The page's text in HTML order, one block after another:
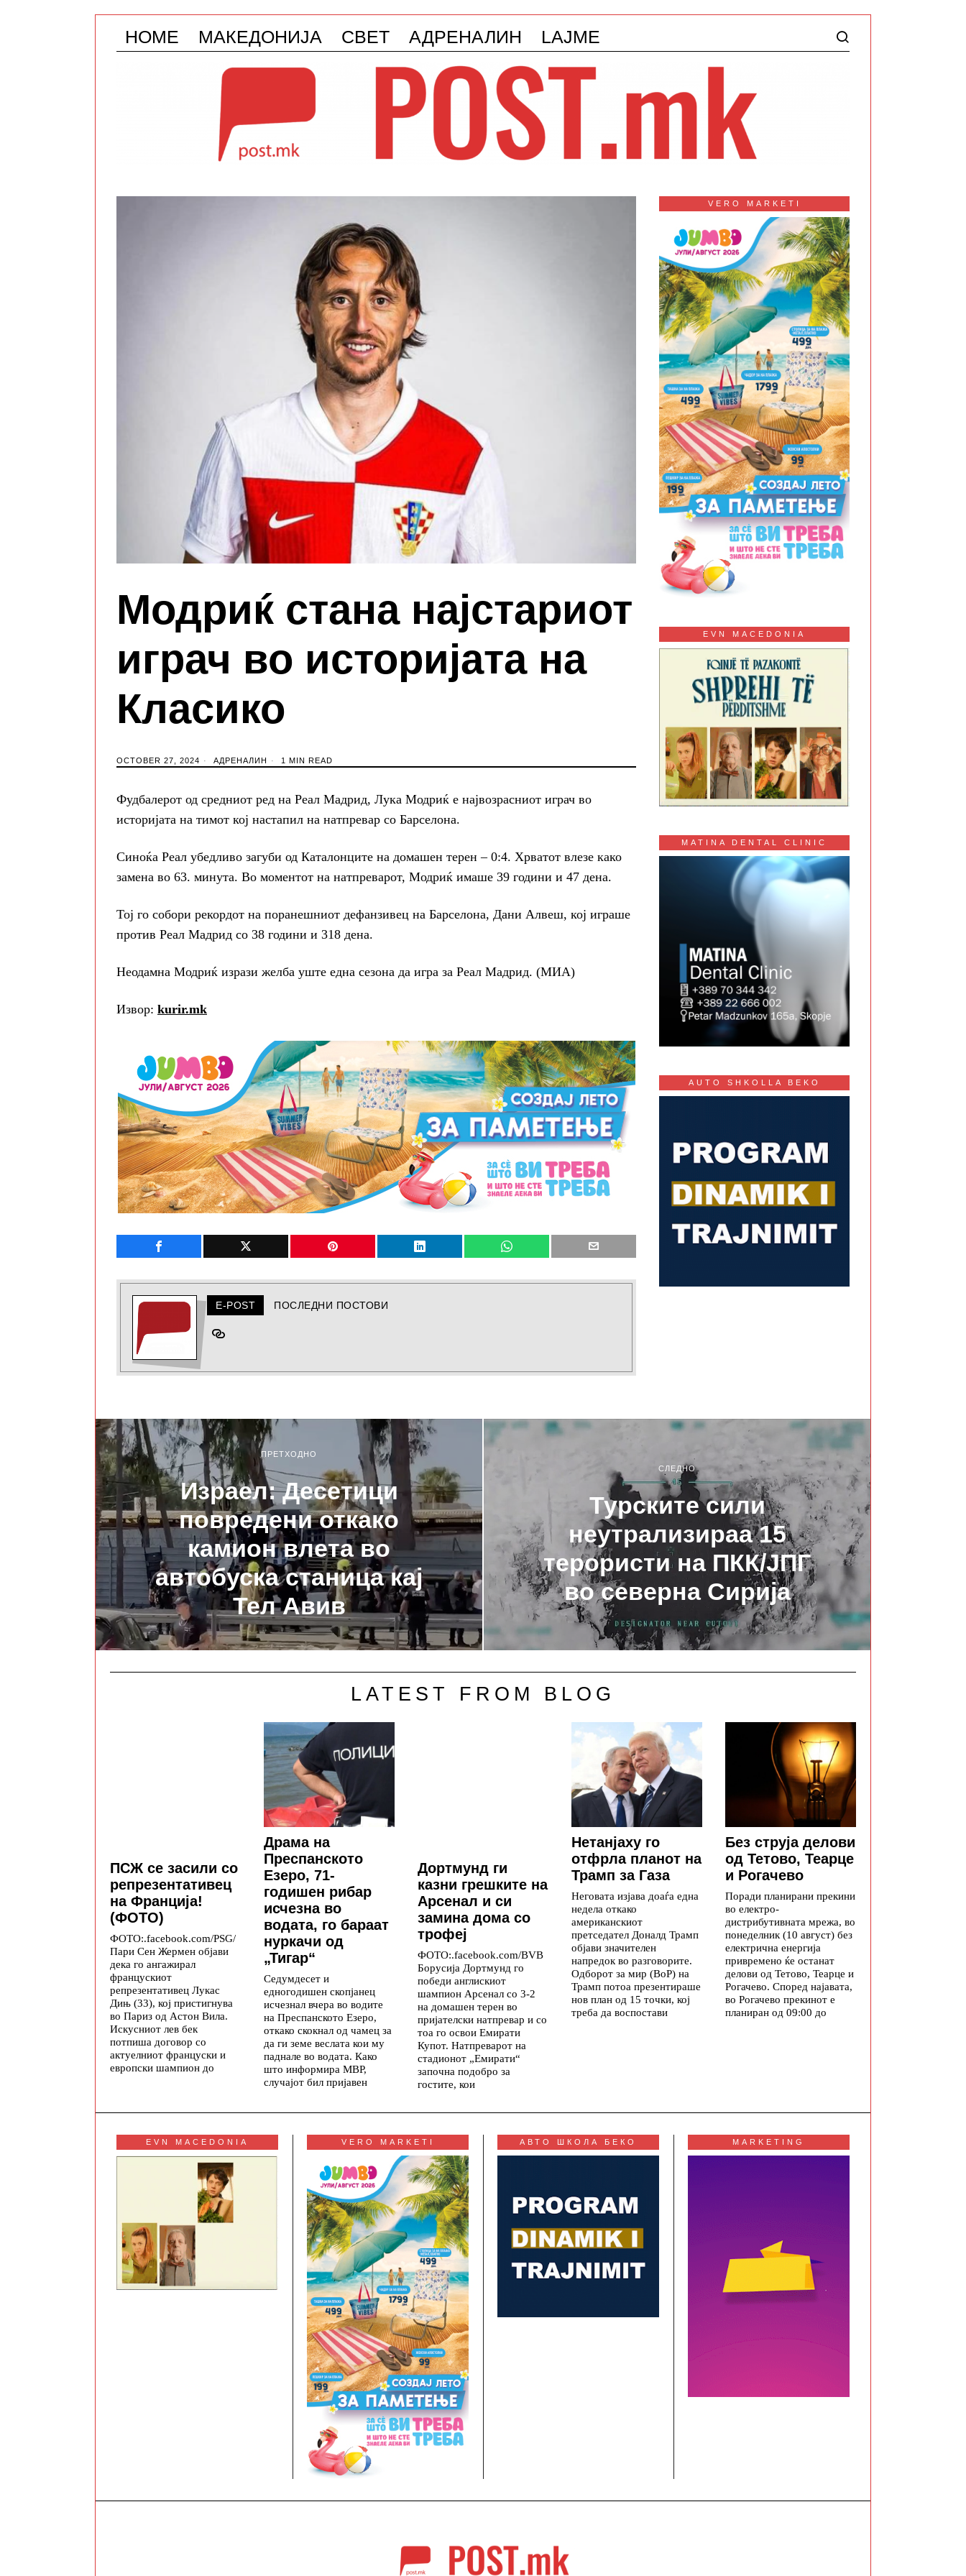
HOME МАКЕДОНИЈА СВЕТ АДРЕНАЛИН LAJME
Модриќ стана најстариот
играч во историјата на
Класико
OCTOBER 27, 2024 АДРЕНАЛИН 1 MIN READ
Фудбалерот од средниот ред на Реал Мадрид, Лука Модриќ е највозрасниот играч во
историјата на тимот кој настапил на натпревар со Барселона.
Синоќа Реал убедливо загуби од Каталонците на домашен терен – 0:4. Хрватот влезе како
замена во 63. минута. Во моментот на натпреварот, Модриќ имаше 39 години и 47 дена.
Тој го собори рекордот на поранешниот дефанзивец на Барселона, Дани Алвеш, кој играше
против Реал Мадрид со 38 години и 318 дена.
Неодамна Модриќ изрази желба уште една сезона да игра за Реал Мадрид. (МИА)
Извор: kurir.mk
E-POST ПОСЛЕДНИ ПОСТОВИ
VERO MARKETI
EVN MACEDONIA
MATINA DENTAL CLINIC
AUTO SHKOLLA BEKO
ПРЕТХОДНО
Израел: Десетици
повредени откако
камион влета во
автобуска станица кај
Тел Авив
СЛЕДНО
Турските сили
неутрализираа 15
терористи на ПКК/ЈПГ
во северна Сирија
LATEST FROM BLOG
ПСЖ се засили со
репрезентативец
на Франција!
(ФОТО)
ФОТО:.facebook.com/PSG/
Пари Сен Жермен објави
дека го ангажирал
францускиот
репрезентативец Лукас
Дињ (33), кој пристигнува
во Париз од Астон Вила.
Искусниот лев бек
потпиша договор со
актуелниот француски и
европски шампион до
Драма на
Преспанското
Езеро, 71-
годишен рибар
исчезна во
водата, го бараат
нуркачи од
„Тигар“
Седумдесет и
едногодишен скопјанец
исчезнал вчера во водите
на Преспанското Езеро,
откако скокнал од чамец за
да ги земе веслата кои му
паднале во водата. Како
што информира МВР,
случајот бил пријавен
Дортмунд ги
казни грешките на
Арсенал и си
замина дома со
трофеј
ФОТО:.facebook.com/BVB
Борусија Дортмунд го
победи англискиот
шампион Арсенал со 3-2
на домашен терен во
пријателски натпревар и со
тоа го освои Емирати
Купот. Натпреварот на
стадионот „Емирати“
започна подобро за
гостите, кои
Нетанјаху го
отфрла планот на
Трамп за Газа
Неговата изјава доаѓа една
недела откако
американскиот
претседател Доналд Трамп
објави значителен
напредок во разговорите.
Одборот за мир (BoP) на
Трамп потоа презентираше
нов план од 15 точки, кој
треба да воспостави
Без струја делови
од Тетово, Теарце
и Рогачево
Поради планирани прекини
во електро-
дистрибутивната мрежа, во
понеделник (10 август) без
електрична енергија
привремено ќе останат
делови од Тетово, Теарце и
Рогачево. Според најавата,
во Рогачево прекинот е
планиран од 09:00 до
EVN MACEDONIA VERO MARKETI АВТО ШКОЛА БЕКО MARKETING